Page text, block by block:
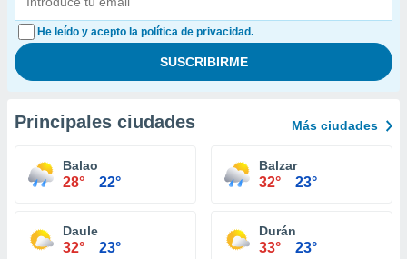
He leído y acepto la política de privacidad.
Principales ciudades Más ciudades
Balao
28° 22°
Balzar
32° 23°
Daule
32° 23°
Durán
33° 23°